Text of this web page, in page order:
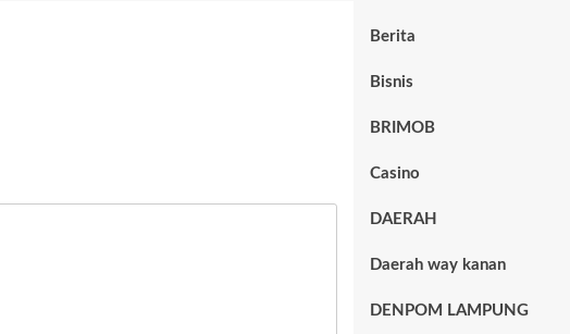
Berita
Bisnis
BRIMOB
Casino
DAERAH
Daerah way kanan
DENPOM LAMPUNG